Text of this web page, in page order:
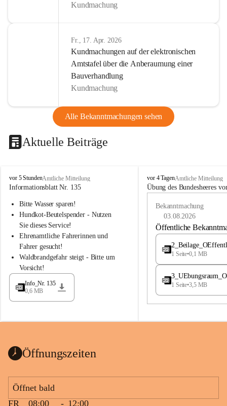
Kundmachung
Fr., 17. Apr. 2026
Kundmachungen auf der elektronischen
Amtstafel über die Anberaumung einer
Bauverhandlung
Kundmachung
Alle Bekanntmachungen sehen
Aktuelle Beiträge
B
u
h
a
d
l
a
vor 5 StundenAmtliche Mitteilung
Informationsblatt Nr. 135
Bitte Wasser sparen!
Hundkot-Beutelspender - Nutzen
Sie dieses Service!
Ehrenamtliche Fahrerinnen und
Fahrer gesucht!
Waldbrandgefahr steigt - Bitte um
Vorsicht!
Info_Nr. 135
0,6 MB
B
u
e
a
vor 4 TagenAmtliche Mitteilung
Übung des Bundesheeres
Bekanntmachung
03.08.2026
Öffentliche
1 Seite•0,1 MB
1 Seite•3,5 MB
Öffnungszeiten
Öffnet bald
FR
08:00 - 12:00